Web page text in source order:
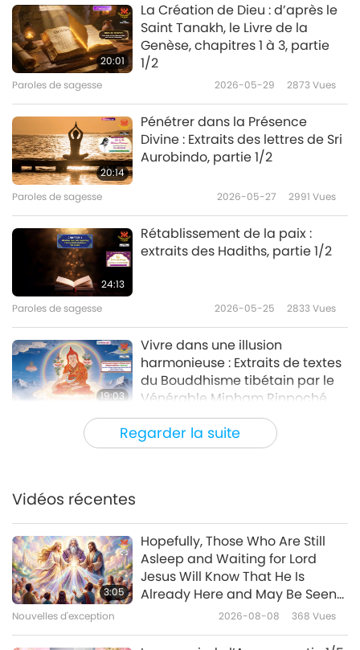
Regarder la suite
20:01
La Création de Dieu : d’après le
Saint Tanakh, le Livre de la
Genèse, chapitres 1 à 3, partie
1/2
Paroles de sagesse 2026-05-29 2873Vues
20:14
Pénétrer dans la Présence
Divine : Extraits des lettres de Sri
Aurobindo, partie 1/2
Paroles de sagesse 2026-05-27 2991 Vues
24:13
Rétablissement de la paix :
extraits des Hadiths, partie 1/2
Paroles de sagesse 2026-05-25 2833Vues
19:03
Vivre dans une illusion
harmonieuse : Extraits de textes
du Bouddhisme tibétain par le
Vénérable Mipham Rinpoché
(végétarien), partie 1/2
Paroles de sagesse 2026-05-22
19:56
20:57
De la vertu : de Socrate
(végétarien) dans le “Ménon”
de Platon (végétarien), partie
Vues
Vidéos récentes
3:05
Hopefully, Those Who Are Still
Asleep and Waiting for Lord
Jesus Will Know That He Is
Already Here and May Be Seen
on Supreme Master Television
Nouvelles d'exception 2026-08-08 368 Vues